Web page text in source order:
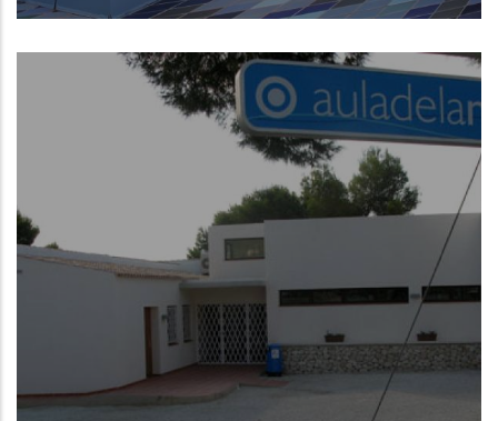
Museo de la Mar de DeniaNUEVO